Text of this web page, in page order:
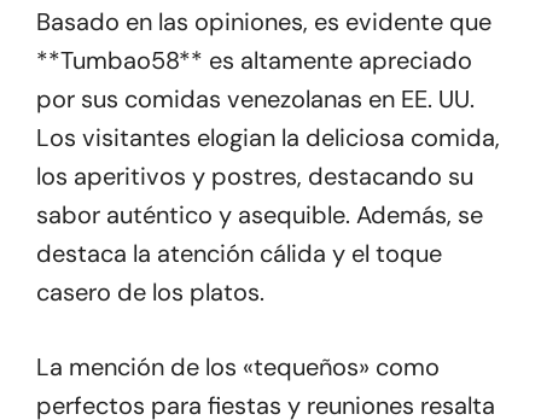
Basado en las opiniones, es evidente que
**Tumbao58** es altamente apreciado
por sus comidas venezolanas en EE. UU.
Los visitantes elogian la deliciosa comida,
los aperitivos y postres, destacando su
sabor auténtico y asequible. Además, se
destaca la atención cálida y el toque
casero de los platos.
La mención de los «tequeños» como
perfectos para fiestas y reuniones resalta